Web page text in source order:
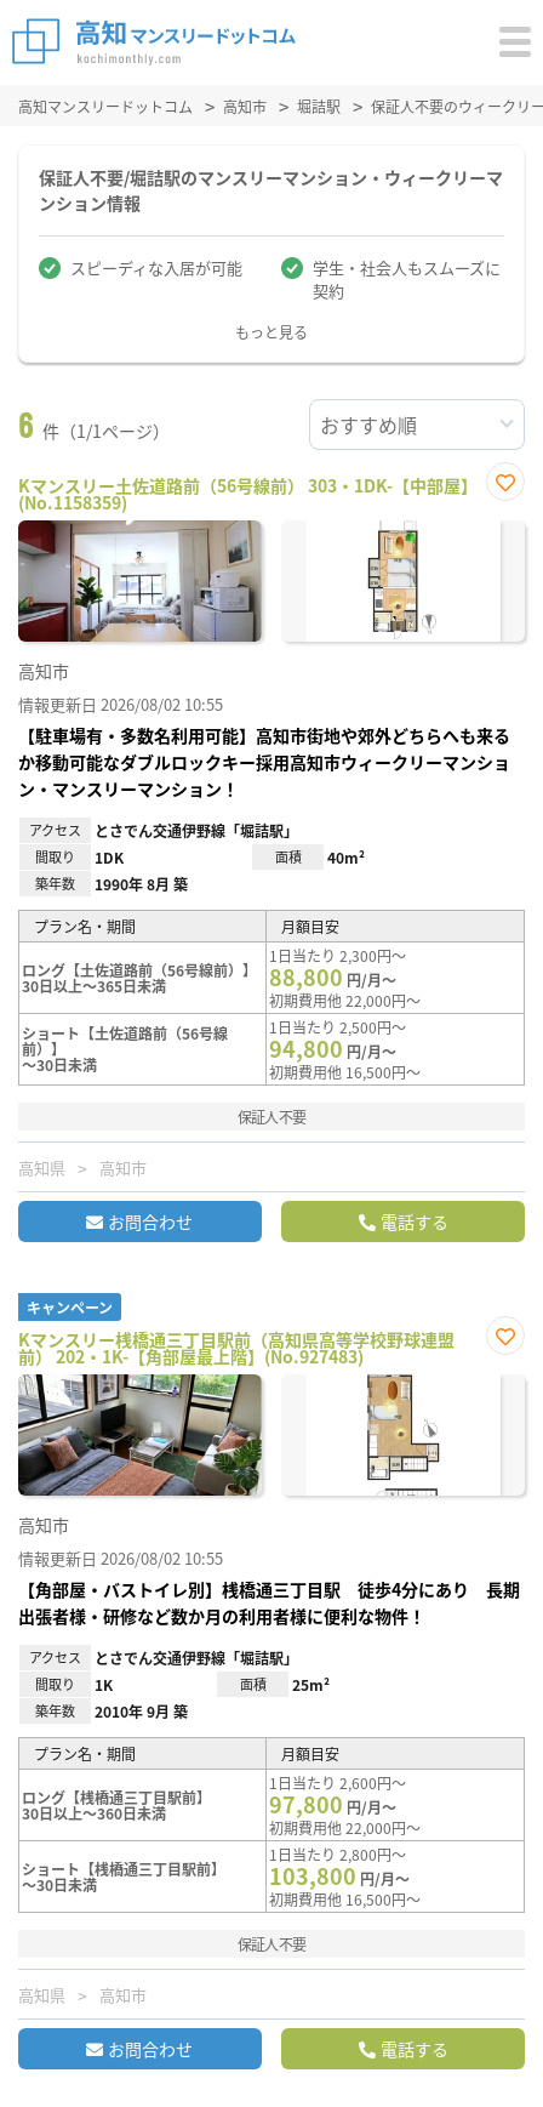
高知マンスリードットコム 高知市 堀詰駅 保証人不要のウィークリ
保証人不要/堀詰駅のマンスリーマンション・ウィークリーマ
ンション情報
スピーディな入居が可能
学生・社会人もスムーズに
契約
もっと見る
6 件（1/1ページ）
Kマンスリー土佐道路前（56号線前） 303・1DK-【中部屋】
(No.1158359)
に入
高知市
情報更新日 2026/08/02 10:55
【駐車場有・多数名利用可能】高知市街地や郊外どちらへも来る
か移動可能なダブルロックキー採用高知市ウィークリーマンショ
ン・マンスリーマンション！
アクセス とさでん交通伊野線「堀詰駅」
間取り 1DK 面積 40m²
築年数 1990年 8月 築
プラン名・期間 月額目安
ロング【土佐道路前（56号線前）】
30日以上～365日未満
1日当たり 2,300円～
88,800 円/月～
初期費用他 22,000円～
ショート【土佐道路前（56号線
前）】
～30日未満
1日当たり 2,500円～
94,800 円/月～
初期費用他 16,500円～
保証人不要
高知県 高知市
お問合わせ 電話する
キャンペーン
Kマンスリー桟橋通三丁目駅前（高知県高等学校野球連盟
前） 202・1K-【角部屋最上階】(No.927483)
に入
高知市
情報更新日 2026/08/02 10:55
【角部屋・バストイレ別】桟橋通三丁目駅 徒歩4分にあり 長期
出張者様・研修など数か月の利用者様に便利な物件！
アクセス とさでん交通伊野線「堀詰駅」
間取り 1K 面積 25m²
築年数 2010年 9月 築
プラン名・期間 月額目安
ロング【桟橋通三丁目駅前】
30日以上～360日未満
1日当たり 2,600円～
97,800 円/月～
初期費用他 22,000円～
ショート【桟橋通三丁目駅前】
～30日未満
1日当たり 2,800円～
103,800 円/月～
初期費用他 16,500円～
保証人不要
高知県 高知市
お問合わせ 電話する